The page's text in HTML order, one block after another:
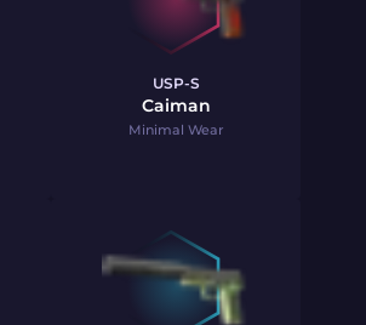
USP-S
Caiman
Minimal Wear